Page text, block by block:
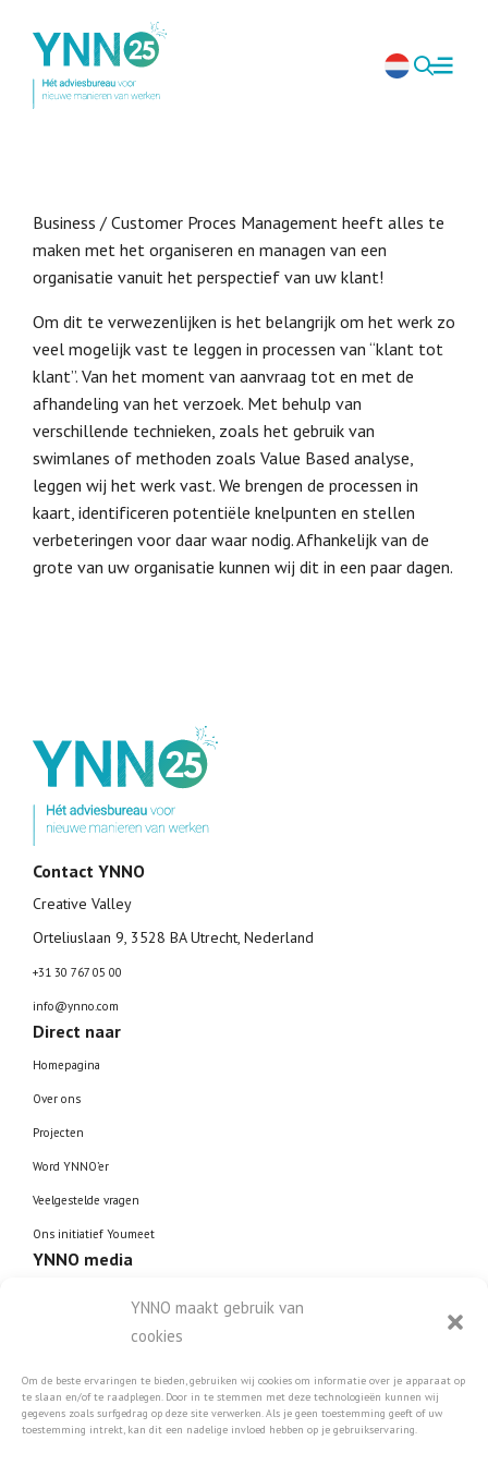
YNNO maakt gebruik van
cookies
Om de beste ervaringen te bieden, gebruiken wij cookies om informatie over je apparaat op
te slaan en/of te raadplegen. Door in te stemmen met deze technologieën kunnen wij
gegevens zoals surfgedrag op deze site verwerken. Als je geen toestemming geeft of uw
toestemming intrekt, kan dit een nadelige invloed hebben op je gebruikservaring.
Business / Customer Proces Management heeft alles te
maken met het organiseren en managen van een
organisatie vanuit het perspectief van uw klant!
Om dit te verwezenlijken is het belangrijk om het werk zo
veel mogelijk vast te leggen in processen van “klant tot
klant”. Van het moment van aanvraag tot en met de
afhandeling van het verzoek. Met behulp van
verschillende technieken, zoals het gebruik van
swimlanes of methoden zoals Value Based analyse,
leggen wij het werk vast. We brengen de processen in
kaart, identificeren potentiële knelpunten en stellen
verbeteringen voor daar waar nodig. Afhankelijk van de
grote van uw organisatie kunnen wij dit in een paar dagen.
Contact YNNO
Creative Valley
Orteliuslaan 9, 3528 BA Utrecht, Nederland
+31 30 767 05 00
info@ynno.com
Direct naar
Homepagina
Over ons
Projecten
Word YNNO’er
Veelgestelde vragen
Ons initiatief Youmeet
YNNO media
koptelefoon op en laat je
van werk.
Luister hier